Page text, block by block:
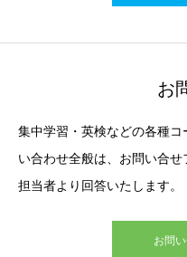
お
集中学習・英検などの各種
い合わせ全般は、お問い合せ
担当者より回答いたします。
お問